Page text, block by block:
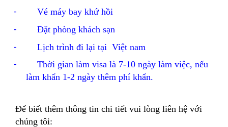
- Vé máy bay khứ hồi
- Đặt phòng khách sạn
- Lịch trình đi lại tại Việt nam
-
Thời gian làm visa là 7-10 ngày làm việc, nếu
làm khẩn 1-2 ngày thêm phí khẩn.
Để biết thêm thông tin chi tiết vui lòng liên hệ với
chúng tôi: